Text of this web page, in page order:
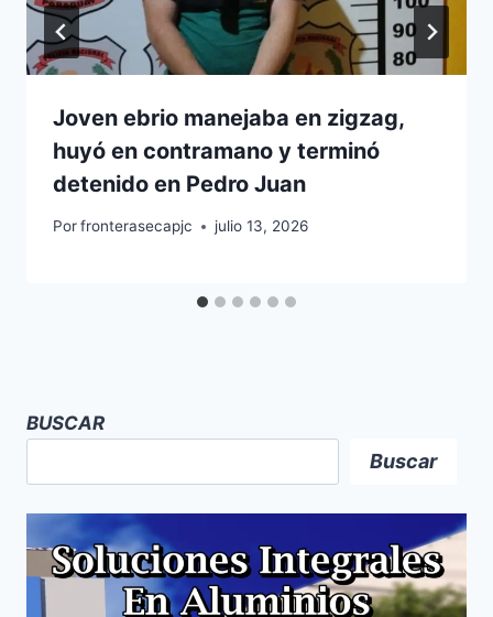
Joven ebrio manejaba en zigzag,
huyó en contramano y terminó
detenido en Pedro Juan
Porfronterasecapjc julio 13, 2026
BUSCAR
Buscar